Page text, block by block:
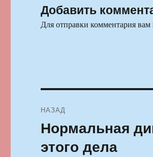
Добавить
Для отправки комментария
по
записям
НАЗАД
Предыдущая
запись:
Нормальная
этого дела